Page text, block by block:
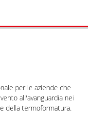
per le aziende che
all'avanguardia nei
della termoformatura.